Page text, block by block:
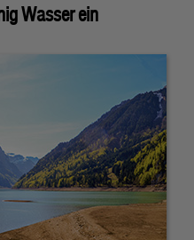
Wasser ein